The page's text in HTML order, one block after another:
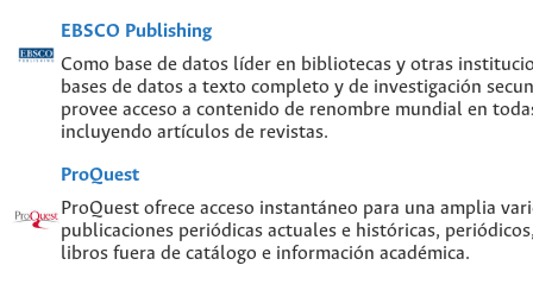
EBSCO Publishing
Como base de datos líder en bibliotecas y otras
bases de datos a texto completo y de investigación
provee acceso a contenido de renombre mundial en
incluyendo artículos de revistas.
ProQuest
ProQuest ofrece acceso instantáneo para una amplia
publicaciones periódicas actuales e históricas,
libros fuera de catálogo e información académica.